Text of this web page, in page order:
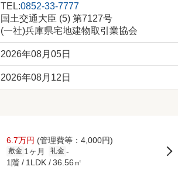
TEL:0852-33-7777
国土交通大臣 (5) 第7127号
(一社)兵庫県宅地建物取引業協会
2026年08月05日
2026年08月12日
6.7万円 (管理費等：4,000円)
敷金 1ヶ月 礼金 -
1階 1LDK 36.56㎡